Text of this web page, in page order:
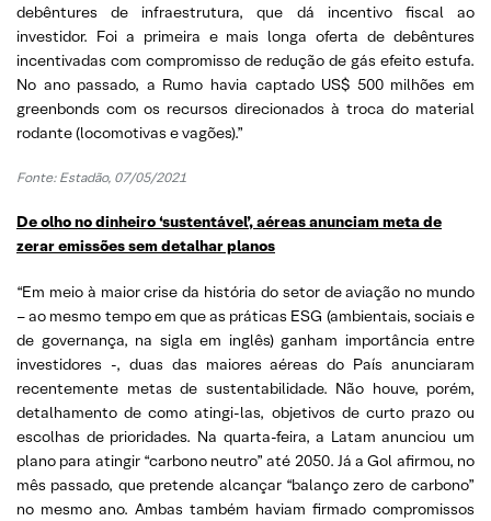
debêntures de infraestrutura, que dá incentivo fiscal ao
investidor. Foi a primeira e mais longa oferta de debêntures
incentivadas com compromisso de redução de gás efeito estufa.
No ano passado, a Rumo havia captado US$ 500 milhões em
greenbonds com os recursos direcionados à troca do material
rodante (locomotivas e vagões).”
Fonte: Estadão, 07/05/2021
De olho no dinheiro ‘sustentável’, aéreas anunciam meta de
zerar emissões sem detalhar planos
“Em meio à maior crise da história do setor de aviação no mundo
– ao mesmo tempo em que as práticas ESG (ambientais, sociais e
de governança, na sigla em inglês) ganham importância entre
investidores -, duas das maiores aéreas do País anunciaram
recentemente metas de sustentabilidade. Não houve, porém,
detalhamento de como atingi-las, objetivos de curto prazo ou
escolhas de prioridades. Na quarta-feira, a Latam anunciou um
plano para atingir “carbono neutro” até 2050. Já a Gol afirmou, no
mês passado, que pretende alcançar “balanço zero de carbono”
no mesmo ano. Ambas também haviam firmado compromissos